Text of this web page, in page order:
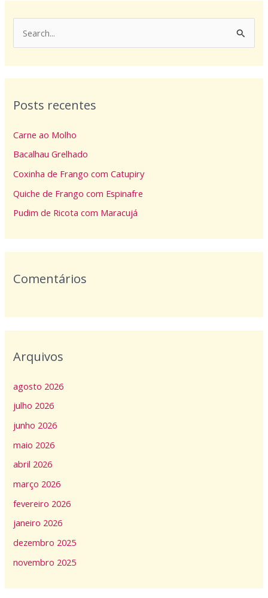
s
u
s
a
r
p
o
Posts recentes
Carne ao Molho
Bacalhau Grelhado
Coxinha de Frango com Catupiry
Quiche de Frango com Espinafre
Pudim de Ricota com Maracujá
Comentários
Arquivos
agosto 2026
julho 2026
junho 2026
maio 2026
abril 2026
março 2026
fevereiro 2026
janeiro 2026
dezembro 2025
novembro 2025